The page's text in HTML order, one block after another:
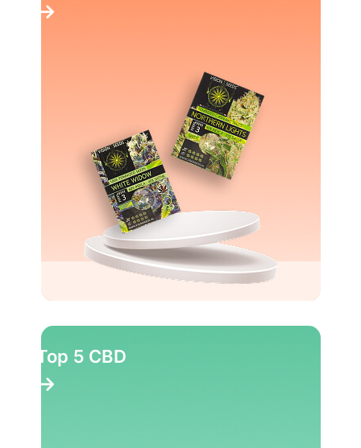
Top 5 CBD